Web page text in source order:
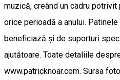
muzică, creând un cadru
orice perioadă a anului.
beneficiază și de suporturi
ajutătoare. Toate detaliile
www.patricknoar.com. Sursa